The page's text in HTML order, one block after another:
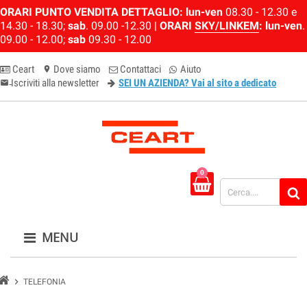
ORARI PUNTO VENDITA DETTAGLIO: lun-ven 08.30 - 12.30 e
14.30 - 18.30; sab. 09.00 -12.30 | ORARI SKY/LINKEM: lun-ven.
09.00 - 12.00; sab 09.30 - 12.00
Ceart location_on Dove siamo Contattaci Aiuto
email-newsletter
Iscriviti alla newsletter SEI UN AZIENDA? Vai al sito a dedicato
0
MENU
chevron_right TELEFONIA